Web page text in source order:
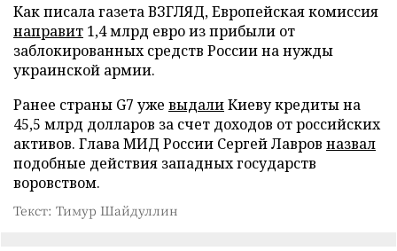
Как писала газета ВЗГЛЯД, Европейская комиссия
направит 1,4 млрд евро из прибыли от
заблокированных средств России на нужды
украинской армии.
Ранее страны G7 уже выдалиКиеву кредиты на
45,5 млрд долларов за счет доходов от российских
активов. Глава МИД России Сергей Лавров назвал
подобные действия западных государств
воровством.
Текст: Тимур Шайдуллин